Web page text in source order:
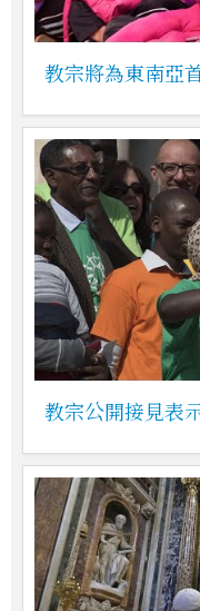
教宗將為東南亞
教宗公開接見表